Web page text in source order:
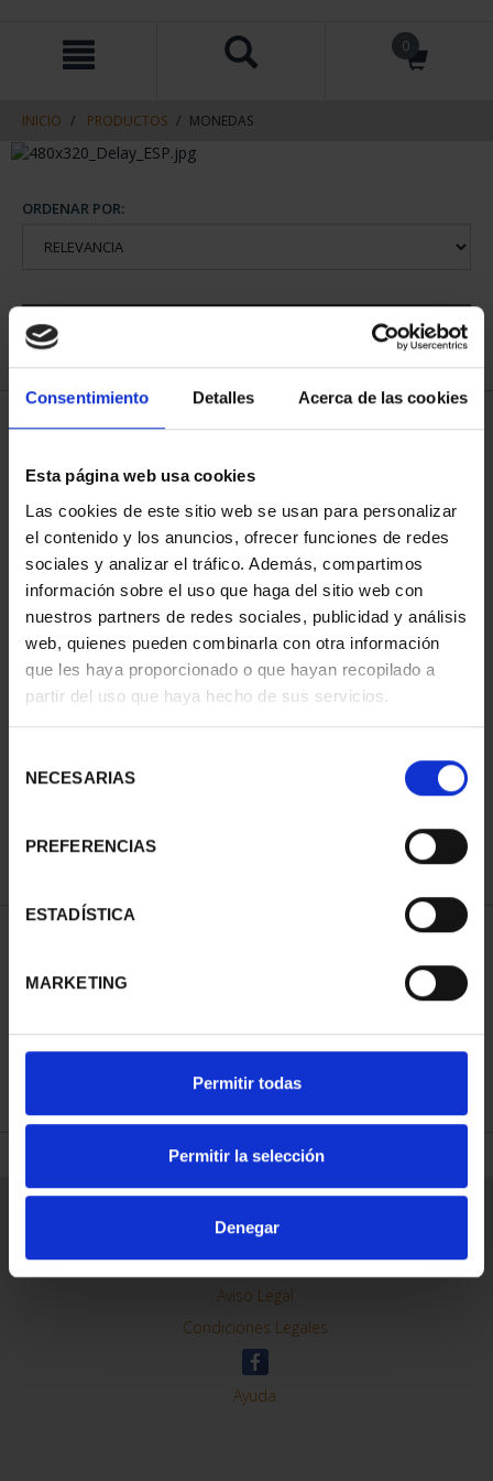
Consentimiento Detalles Acerca de las cookies
Esta página web usa cookies
Las cookies de este sitio web se usan para personalizar
el contenido y los anuncios, ofrecer funciones de redes
sociales y analizar el tráfico. Además, compartimos
información sobre el uso que haga del sitio web con
nuestros partners de redes sociales, publicidad y análisis
web, quienes pueden combinarla con otra información
que les haya proporcionado o que hayan recopilado a
partir del uso que haya hecho de sus servicios.
NECESARIAS
PREFERENCIAS
ESTADÍSTICA
MARKETING
Permitir todas
Permitir la selección
Denegar
contenido
navegacin
0
INICIO PRODUCTOS MONEDAS
ORDENAR POR:
1 Productos encontrados
73,00 €
REFINAR
Contacto
Preguntas Frequentes (FAQs)
Aviso Legal
Condiciones Legales
Ayuda